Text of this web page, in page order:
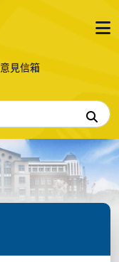
意見信箱
搜尋